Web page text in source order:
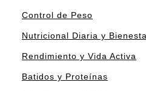
Control de Peso
Nutricional Diaria y
Rendimiento y Vida Activa
Batidos y Proteínas